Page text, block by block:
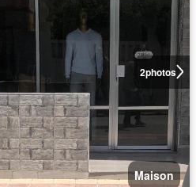
2photos
Maison